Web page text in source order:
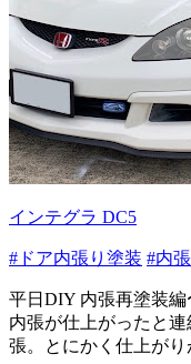
インテグラ DC5
#ドア内張り塗装 #内
平日DIY 内張再塗装編
内張が仕上がったと
張。とにかく仕上が